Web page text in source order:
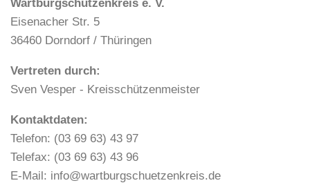
Wartburgschützenkreis e. V.
Eisenacher Str. 5
36460 Dorndorf / Thüringen
Vertreten durch:
Sven Vesper - Kreisschützenmeister
Kontaktdaten:
Telefon: (03 69 63) 43 97
Telefax: (03 69 63) 43 96
E-Mail: info@wartburgschuetzenkreis.de